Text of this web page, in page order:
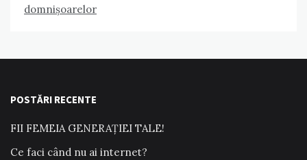
domnișoarelor
POSTĂRI RECENTE
FII FEMEIA GENERAȚIEI TALE!
Ce faci când nu ai internet?